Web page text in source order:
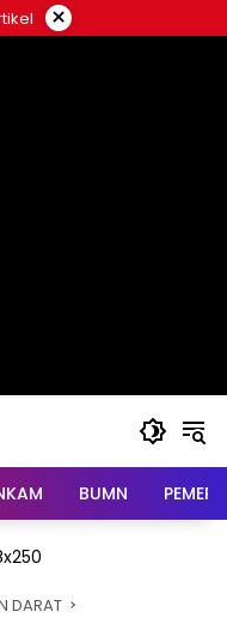
×
BUMN
DARAT